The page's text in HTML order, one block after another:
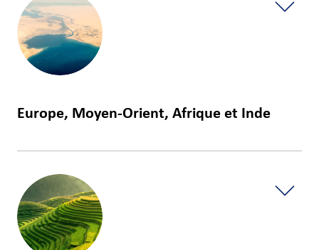
Europe, Moyen-Orient, Afrique et Inde
France